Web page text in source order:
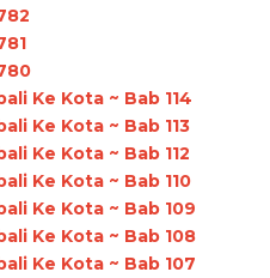
Ke Kota ~ Bab 114
Ke Kota ~ Bab 113
Ke Kota ~ Bab 112
Ke Kota ~ Bab 110
Ke Kota ~ Bab 109
Ke Kota ~ Bab 108
Ke Kota ~ Bab 107